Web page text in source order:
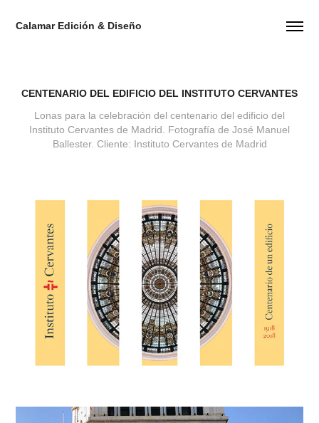
Calamar Edición & Diseño
CENTENARIO DEL EDIFICIO DEL INSTITUTO CERVANTES
Lonas para la celebración del centenario del edificio del
Instituto Cervantes de Madrid. Fotografía de José Manuel
Ballester. Cliente: Instituto Cervantes de Madrid